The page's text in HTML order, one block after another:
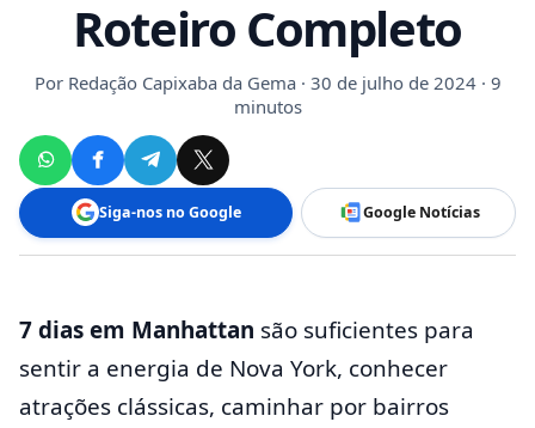
Roteiro Completo
Por Redação Capixaba da Gema· 30 de julho de 2024 · 9
minutos
Siga-nos no Google Google Notícias
7 dias em Manhattan são suficientes para
sentir a energia de Nova York, conhecer
atrações clássicas, caminhar por bairros